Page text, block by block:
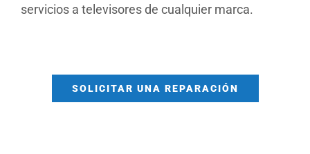
servicios a televisores de cualquier marca.
SOLICITAR UNA REPARACIÓN